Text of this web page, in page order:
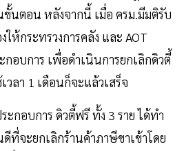
ขั้นตอน หลังจากนี้ เมื่อ ครม.มีมติรับ
ให้กระทรวงการคลัง และ AOT
อบการ เพื่อดำเนินการยกเลิกดิวตี้
วลา 1 เดือนก็จะแล้วเสร็จ
กอบการ ดิวตี้ฟรี ทั้ง 3 ราย ได้ทำ
ที่จะยกเลิกร้านค้าภาษีขาเข้าโดย